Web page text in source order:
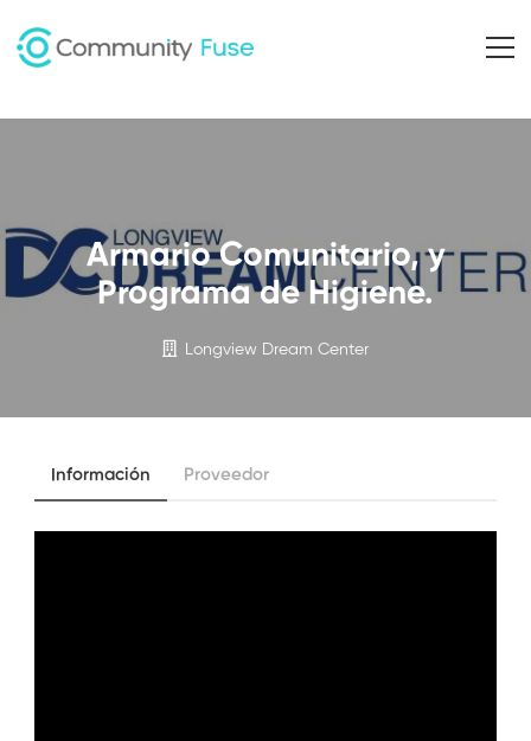
Armario Comunitario, y
Programa de Higiene.
Longview Dream Center
Información Proveedor